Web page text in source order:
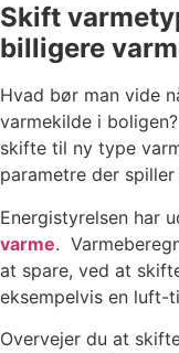
Skift
billigere
Hvad bør man vide
varmekilde i
skifte til ny type
parametre der
Energistyrelsen har
varme.
at spare, ved at
eksempelvis en luft-
Overvejer du at